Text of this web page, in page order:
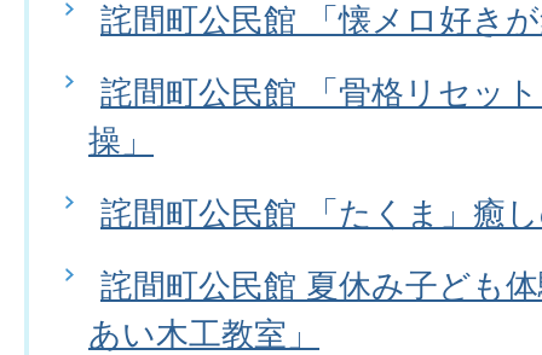
詫間町公民館 「懐メロ好き
詫間町公民館 「骨格リセッ
操」
詫間町公民館 「たくま」癒
詫間町公民館 夏休み子ども
あい木工教室」